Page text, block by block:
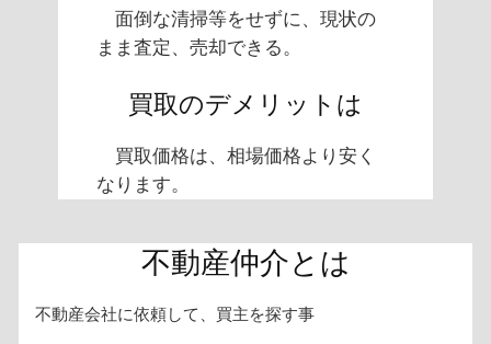
面倒な清掃等をせずに、現状の
まま査定、売却できる。
買取のデメリットは
買取価格は、相場価格より安く
なります。
不動産仲介とは
不動産会社に依頼して、買主を探す事